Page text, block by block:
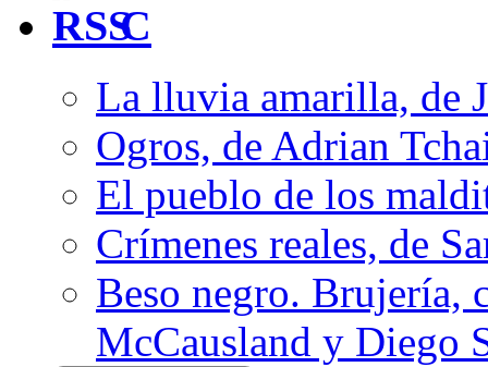
C
La lluvia amarilla, de
Ogros, de Adrian
El pueblo de los
Crímenes reales, de
Beso negro. Brujería,
McCausland y Diego